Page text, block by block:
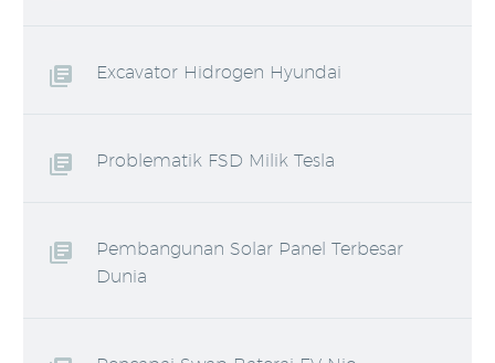
Excavator Hidrogen Hyundai
Problematik FSD Milik Tesla
Pembangunan Solar Panel Terbesar
Dunia